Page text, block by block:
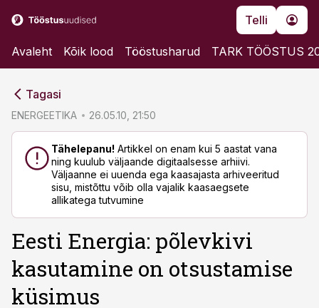
Telli
Avaleht Kõik lood Tööstusharud TARK TÖÖSTUS
Tagasi
ENERGEETIKA 26.05.10, 21:50
Tähelepanu! Artikkel on enam kui 5 aastat vana
ning kuulub väljaande digitaalsesse arhiivi.
Väljaanne ei uuenda ega kaasajasta arhiveeritud
sisu, mistõttu võib olla vajalik kaasaegsete
allikatega tutvumine
Eesti Energia: põlevkivi
kasutamine on otsustamise
küsimus